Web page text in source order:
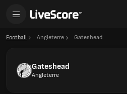
Football Angleterre Gateshead
Gateshead
Angleterre